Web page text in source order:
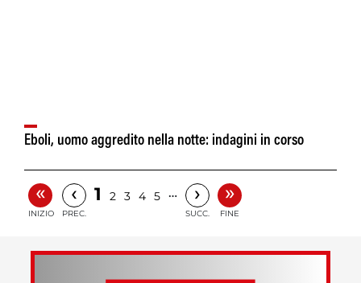
Eboli, uomo aggredito nella notte: indagini in corso
«
INIZIO
‹
PREC.
1 2 3 4 5 … ›
SUCC.
»
FINE